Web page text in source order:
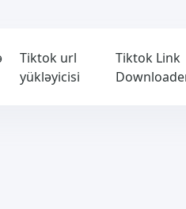
Tiktok url
yükləyicisi
Tiktok Link